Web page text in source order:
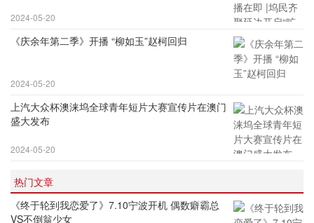
2024-05-20
《庆余年第二季》开播 “柳如玉”赵柯回归
2024-05-20
上汽大众杯澳涞坞全球青年短片大赛宣传片在澳门
盛大发布
2024-05-20
热门文章
《终于轮到我恋爱了》7.10宁波开机 偶数癖霸总
VS不倒翁少女